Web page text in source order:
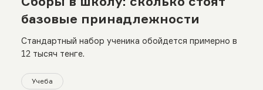
базовые принадлежности
Стандартный набор ученика обойдется примерно в
12 тысяч тенге.
Учеба